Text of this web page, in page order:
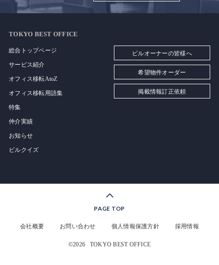
TOKYO BEST OFFICE
総合トップページ
サービス紹介
オフィス移転AtoZ
オフィス移転用語集
特集
仲介実績
お知らせ
ビルクイズ
ビルオーナーの皆様へ
希望物件オーダー
掲載情報訂正依頼
PAGE TOP
会社概要 お問い合わせ 個人情報保護方針 採用情報
©2026 TOKYO BEST OFFICE